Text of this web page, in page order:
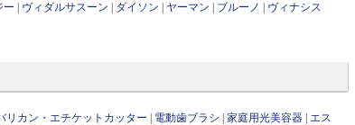
ー ヴィダルサスーン ダイソン ヤーマン ブルーノ
ヴィナシス
リカン・エチケットカッター 電動歯ブラシ |家庭用光美容器
エス